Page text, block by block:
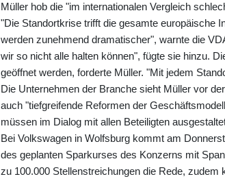
Müller hob die "im internationalen Vergleich
"Die Standortkrise trifft die gesamte europäische
werden zunehmend dramatischer", warnte die
wir so nicht alle halten können", fügte sie hinzu.
geöffnet werden, forderte Müller. "Mit jedem
Die Unternehmen der Branche sieht Müller vor
auch "tiefgreifende Reformen der
müssen im Dialog mit allen Beteiligten
Bei Volkswagen in Wolfsburg kommt am
des geplanten Sparkurses des Konzerns mit
zu 100.000 Stellenstreichungen die Rede,